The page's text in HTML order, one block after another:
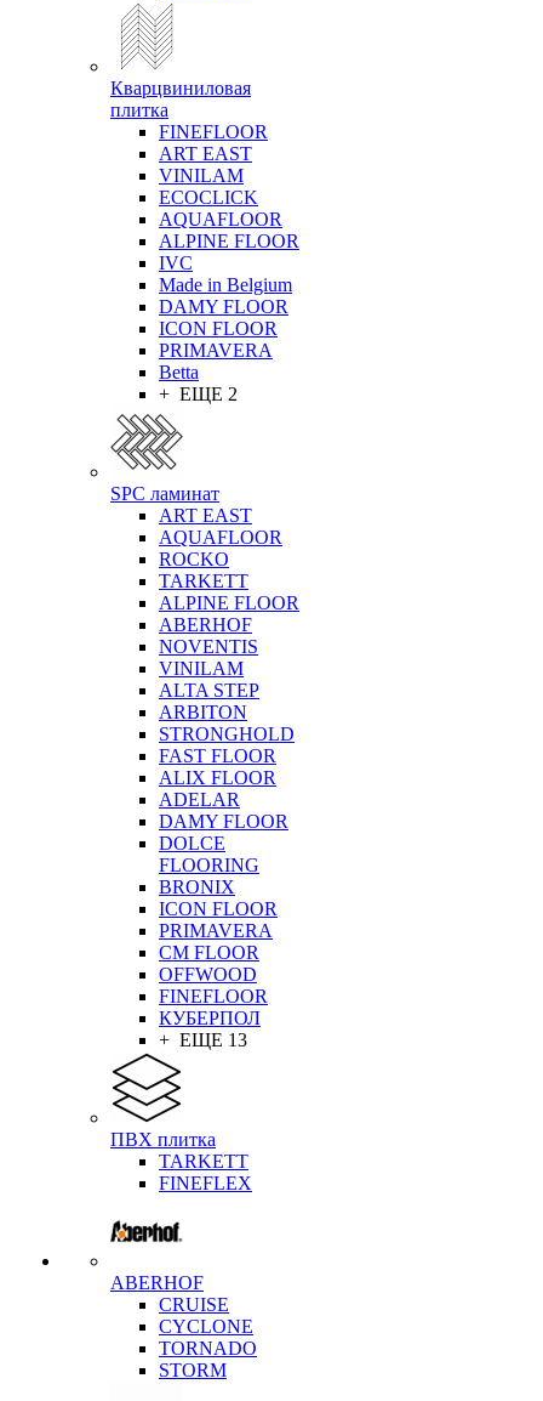
Кварцвиниловая
плитка
FINEFLOOR
ART EAST
VINILAM
ECOCLICK
AQUAFLOOR
ALPINE FLOOR
IVC
Made in Belgium
DAMY FLOOR
ICON FLOOR
PRIMAVERA
Betta
+ ЕЩЕ 2
SPC ламинат
ART EAST
AQUAFLOOR
ROCKO
TARKETT
ALPINE FLOOR
ABERHOF
NOVENTIS
VINILAM
ALTA STEP
ARBITON
STRONGHOLD
FAST FLOOR
ALIX FLOOR
ADELAR
DAMY FLOOR
DOLCE
FLOORING
BRONIX
ICON FLOOR
PRIMAVERA
CM FLOOR
OFFWOOD
FINEFLOOR
КУБЕРПОЛ
+ ЕЩЕ 13
ПВХ плитка
TARKETT
FINEFLEX
ABERHOF
CRUISE
CYCLONE
TORNADO
STORM